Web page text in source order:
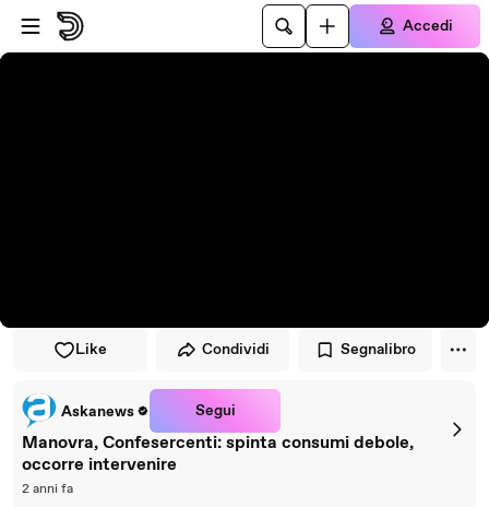
Vai al lettore
Passa al contenuto principale
Accedi
Like Condividi Segnalibro
Askanews Segui
Manovra, Confesercenti: spinta consumi debole,
occorre intervenire
2 anni fa